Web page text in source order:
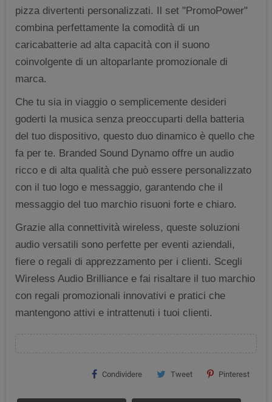
pizza divertenti personalizzati. Il set "PromoPower"
combina perfettamente la comodità di un
caricabatterie ad alta capacità con il suono
coinvolgente di un altoparlante promozionale di
marca.
Che tu sia in viaggio o semplicemente desideri
goderti la musica senza preoccuparti della batteria
del tuo dispositivo, questo duo dinamico è quello che
fa per te. Branded Sound Dynamo offre un audio
ricco e di alta qualità che può essere personalizzato
con il tuo logo e messaggio, garantendo che il
messaggio del tuo marchio risuoni forte e chiaro.
Grazie alla connettività wireless, queste soluzioni
audio versatili sono perfette per eventi aziendali,
fiere o regali di apprezzamento per i clienti. Scegli
Wireless Audio Brilliance e fai risaltare il tuo marchio
con regali promozionali innovativi e pratici che
mantengono attivi e intrattenuti i tuoi clienti.
Condividere Tweet Pinterest